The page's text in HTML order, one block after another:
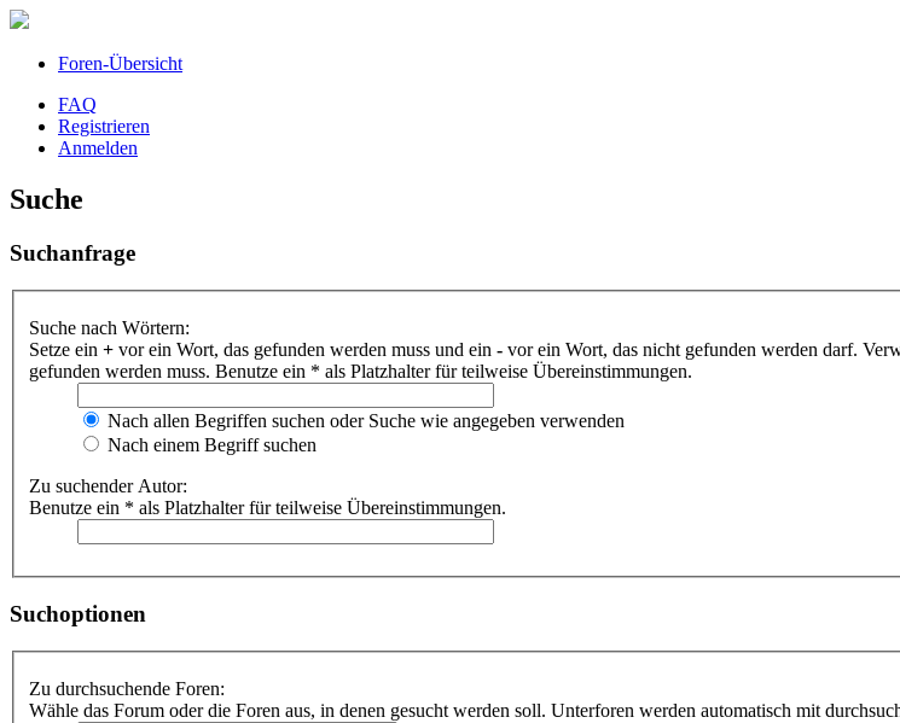
Foren-Übersicht
FAQ
Registrieren
Anmelden
Suche
Suchanfrage
Suche nach Wörtern:
Setze ein + vor ein Wort, das gefunden werden muss und ein - vor ein Wort, das nicht gefunden werden darf.
gefunden werden muss. Benutze ein * als Platzhalter für teilweise Übereinstimmungen.
Nach allen Begriffen suchen oder Suche wie angegeben verwenden
Nach einem Begriff suchen
Zu suchender Autor:
Benutze ein * als Platzhalter für teilweise Übereinstimmungen.
Suchoptionen
Zu durchsuchende Foren:
Wähle das Forum oder die Foren aus, in denen gesucht werden soll. Unterforen werden automatisch mit